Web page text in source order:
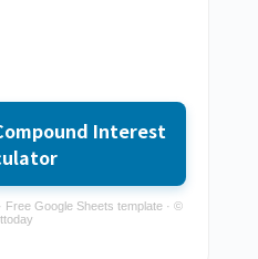
Interest
Free Google Sheets template · ©